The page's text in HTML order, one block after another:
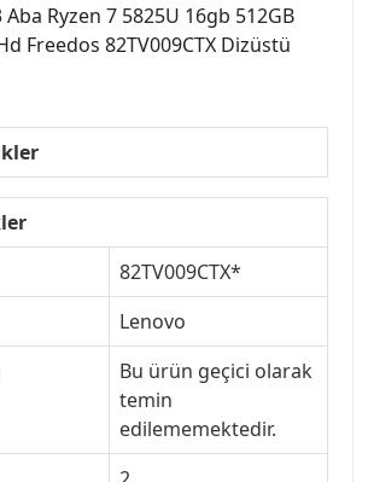
Aba Ryzen 7 5825U 16gb 512GB
Freedos 82TV009CTX Dizüstü
82TV009CTX*
Lenovo
Bu ürün geçici olarak
temin
edilememektedir.